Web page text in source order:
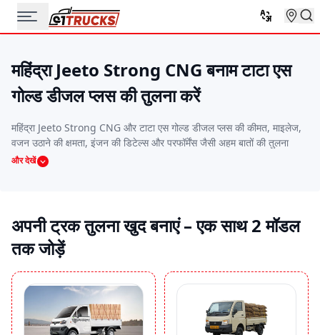
महिंद्रा Jeeto Strong CNG बनाम टाटा एस
गोल्ड डीजल प्लस की तुलना करें
महिंद्रा Jeeto Strong CNG और टाटा एस गोल्ड डीजल प्लस की कीमत, माइलेज,
वजन उठाने की क्षमता, इंजन की डिटेल्स और परफॉर्मेंस जैसी अहम बातों की तुलना
करें। यह साइड-बाय-साइड तुलना आपको वो ट्रक चुनने में मदद करेगी जो आपके
और देखें
अपनी ट्रक तुलना खुद बनाएं – एक साथ 2 मॉडल
तक जोड़ें